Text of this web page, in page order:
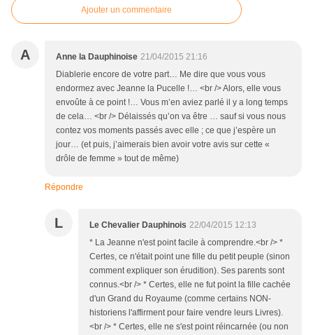
Ajouter un commentaire
A Anne la Dauphinoise 21/04/2015 21:16
Diablerie encore de votre part… Me dire que vous vous
endormez avec Jeanne la Pucelle !… <br /> Alors, elle vous
envoûte à ce point !… Vous m’en aviez parlé il y a long temps
de cela… <br /> Délaissés qu’on va être … sauf si vous nous
contez vos moments passés avec elle ; ce que j’espère un
jour… (et puis, j’aimerais bien avoir votre avis sur cette «
drôle de femme » tout de même)
Répondre
L Le Chevalier Dauphinois 22/04/2015 12:13
* La Jeanne n'est point facile à comprendre.<br /> *
Certes, ce n'était point une fille du petit peuple (sinon
comment expliquer son érudition). Ses parents sont
connus.<br /> * Certes, elle ne fut point la fille cachée
d'un Grand du Royaume (comme certains NON-
historiens l'affirment pour faire vendre leurs Livres).
<br /> * Certes, elle ne s'est point réincarnée (ou non